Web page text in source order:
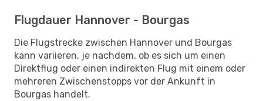
Flugdauer Hannover - Bourgas
Die Flugstrecke zwischen Hannover und Bourgas
kann variieren, je nachdem, ob es sich um einen
Direktflug oder einen indirekten Flug mit einem oder
mehreren Zwischenstopps vor der Ankunft in
Bourgas handelt.